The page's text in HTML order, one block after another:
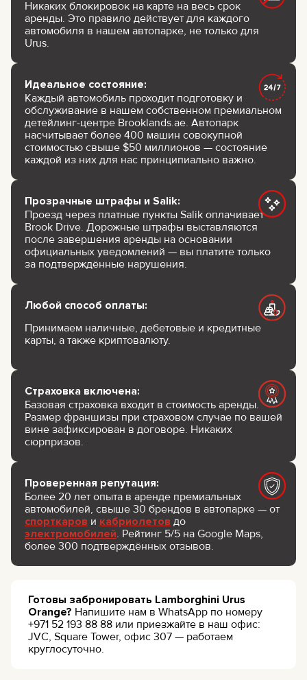
Никаких блокировок на карте на весь срок
аренды. Это правило действует для каждого
автомобиля в нашем автопарке, не только для
Urus.
Идеальное состояние:
Каждый автомобиль проходит подготовку и
обслуживание в нашем собственном премиальном
детейлинг-центре Brooklands.ae. Автопарк
насчитывает более 400 машин совокупной
стоимостью свыше $50 миллионов — состояние
каждой из них для нас принципиально важно.
Прозрачные штрафы и Salik:
Проезд через платные пункты Salik оплачивает
Brook Drive. Дорожные штрафы выставляются
после завершения аренды на основании
официальных уведомлений — вы платите только
за подтверждённые нарушения.
Любой способ оплаты:
Принимаем наличные, дебетовые и кредитные
карты, а также криптовалюту.
Страховка включена:
Базовая страховка входит в стоимость аренды.
Размер франшизы при страховом случае по вашей
вине зафиксирован в договоре. Никаких
сюрпризов.
Проверенная репутация:
Более 20 лет опыта в аренде премиальных
автомобилей, свыше 30 брендов в автопарке — от
спорткаров и кабриолетов до
электромобилей. Рейтинг 5/5 на Google Maps,
более 300 подтверждённых отзывов.
Готовы забронировать Lamborghini Urus
Orange? Напишите нам в WhatsApp по номеру
+971 52 193 88 88 или приезжайте в наш офис:
JVC, Square Tower, офис 307 — работаем
круглосуточно.